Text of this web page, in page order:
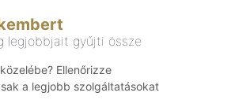
legjobbjait gyűjti össze
Ellenőrizze
a legjobb szolgáltatásokat